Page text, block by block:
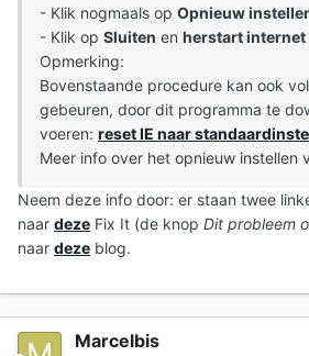
- Klik nogmaals op Opnieuw
- Klik op Sluiten en herstart
Opmerking:
Bovenstaande procedure kan ook
gebeuren, door dit programma te
voeren: reset IE naar
Meer info over het opnieuw instellen
Neem deze info door: er staan twee
naar deze Fix It (de knop Dit probleem
naar deze blog.
Marcelbis